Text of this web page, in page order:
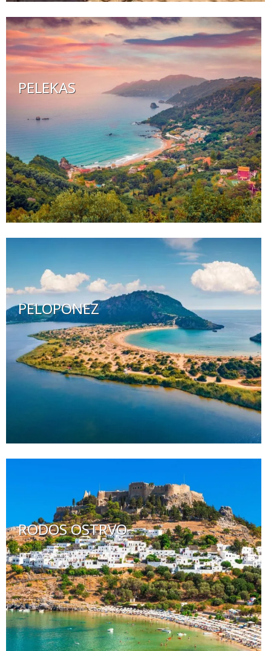
PELEKAS
PELOPONEZ
RODOS OSTRVO